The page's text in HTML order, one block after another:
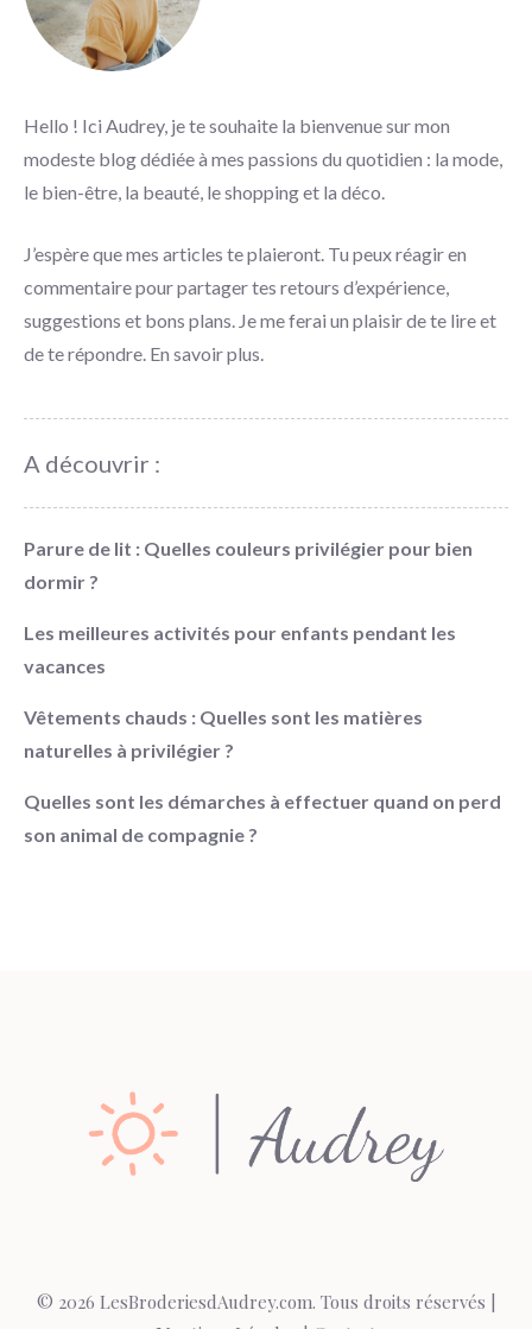
Hello ! Ici Audrey, je te souhaite la bienvenue sur mon
modeste blog dédiée à mes passions du quotidien : la mode,
le bien-être, la beauté, le shopping et la déco.
J’espère que mes articles te plaieront. Tu peux réagir en
commentaire pour partager tes retours d’expérience,
suggestions et bons plans. Je me ferai un plaisir de te lire et
de te répondre. En savoir plus.
A découvrir :
Parure de lit : Quelles couleurs privilégier pour bien
dormir ?
Les meilleures activités pour enfants pendant les
vacances
Vêtements chauds : Quelles sont les matières
naturelles à privilégier ?
Quelles sont les démarches à effectuer quand on perd
son animal de compagnie ?
© 2026 LesBroderiesdAudrey.com. Tous droits réservés |